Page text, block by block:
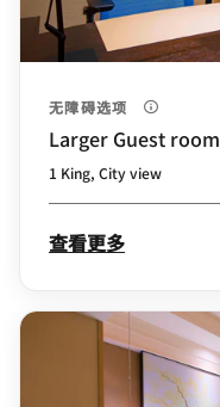
无障碍选项
Larger Guest room
1 King, City view
查看更多